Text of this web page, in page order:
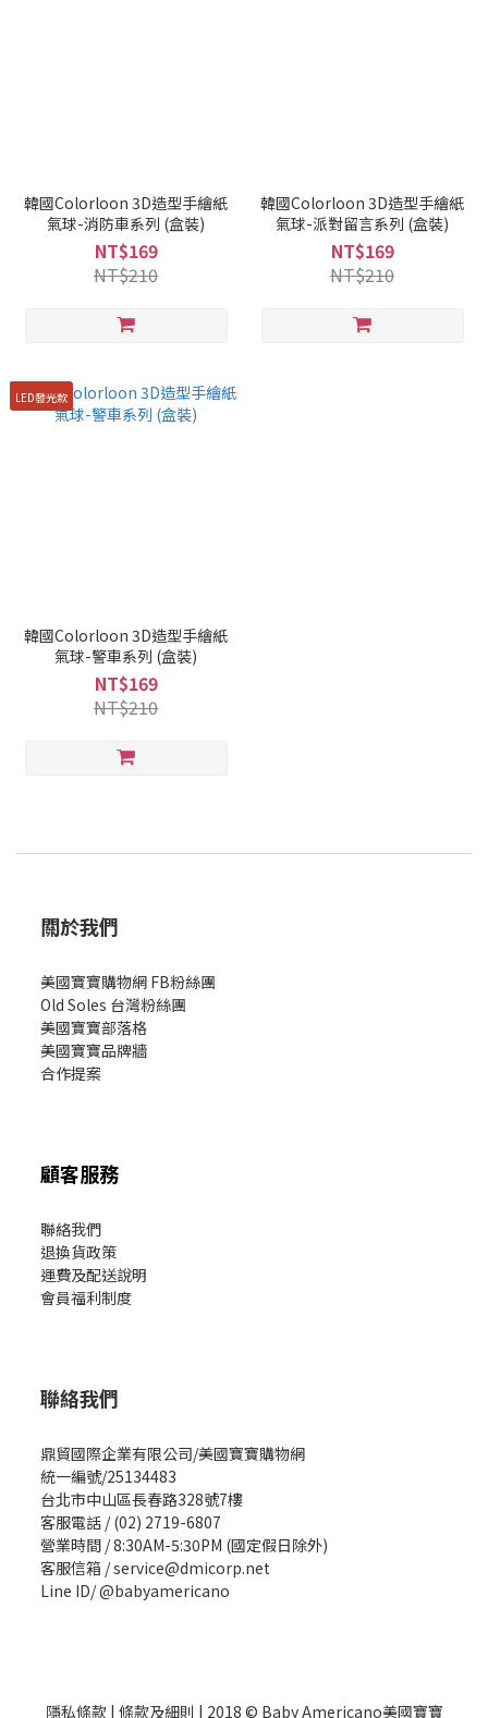
韓國Colorloon 3D造型手繪紙
氣球-消防車系列 (盒裝)
NT$169
NT$210
韓國Colorloon 3D造型手繪紙
氣球-派對留言系列 (盒裝)
NT$169
NT$210
LED發光款
韓國Colorloon 3D造型手繪紙
氣球-警車系列 (盒裝)
NT$169
NT$210
關於我們
美國寶寶購物網 FB粉絲團
Old Soles 台灣粉絲團
美國寶寶部落格
美國寶寶品牌牆
合作提案
顧客服務
聯絡我們
退換貨政策
運費及配送說明
會員福利制度
聯絡我們
鼎貿國際企業有限公司/美國寶寶購物網
統一編號/25134483
台北市中山區長春路328號7樓
客服電話 / (02) 2719-6807
營業時間 / 8:30AM-5:30PM (國定假日除外)
客服信箱 / service@dmicorp.net
Line ID/ @babyamericano
隱私條款| 條款及細則 | 2018 © Baby Americano美國寶寶